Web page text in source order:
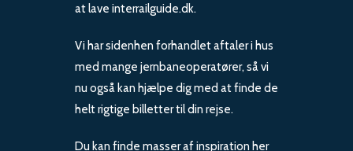
at lave interrailguide.dk.
Vi har sidenhen forhandlet aftaler i hus
med mange jernbaneoperatører, så vi
nu også kan hjælpe dig med at finde de
helt rigtige billetter til din rejse.
Du kan finde masser af inspiration her